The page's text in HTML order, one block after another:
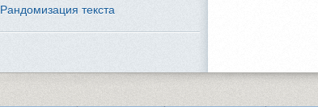
Рандомизация текста